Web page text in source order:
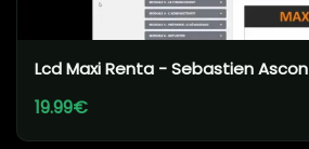
Lcd Maxi Renta - Sebastien Ascon
19.99€